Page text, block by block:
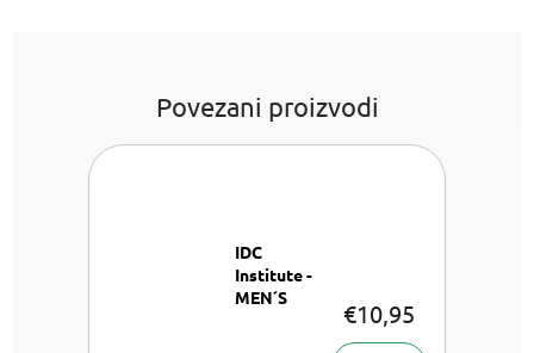
Povezani proizvodi
IDC
Institute -
MEN´S
€10,95